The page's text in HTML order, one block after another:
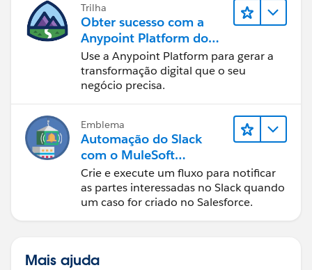
Trilha
Obter sucesso com a
Anypoint Platform do
MuleSoft
Use a Anypoint Platform para gerar a
transformação digital que o seu
negócio precisa.
Emblema
Automação do Slack
com o MuleSoft
Composer
Crie e execute um fluxo para notificar
as partes interessadas no Slack quando
um caso for criado no Salesforce.
Mais ajuda